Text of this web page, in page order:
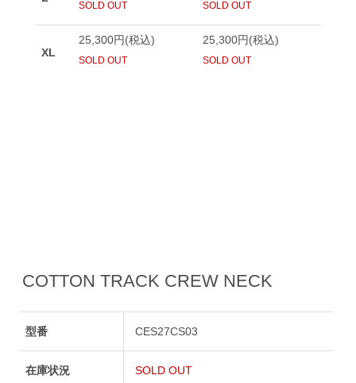
COTTON TRACK CREW NECK
型番 CES27CS03
在庫状況 SOLD OUT